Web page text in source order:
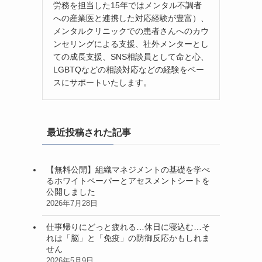
労務を担当した15年ではメンタル不調者
への産業医と連携した対応経験が豊富）、
メンタルクリニックでの患者さんへのカウ
ンセリングによる支援、社外メンターとし
ての成長支援、SNS相談員として命と心、
LGBTQなどの相談対応などの経験をベー
スにサポートいたします。
最近投稿された記事
【無料公開】組織マネジメントの基礎を学べ
るホワイトペーパーとアセスメントシートを
公開しました
2026年7月28日
仕事帰りにどっと疲れる…休日に寝込む…そ
れは「脳」と「免疫」の防御反応かもしれま
せん